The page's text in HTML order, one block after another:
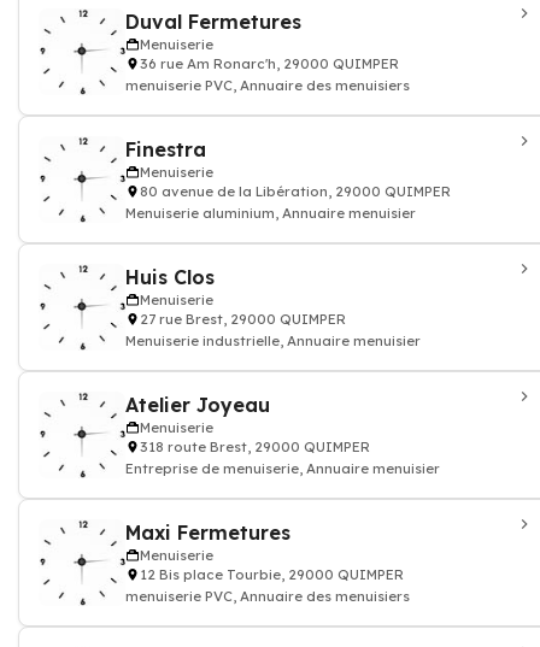
Duval Fermetures
Menuiserie
36 rue Am Ronarc'h, 29000 QUIMPER
menuiserie PVC, Annuaire des menuisiers
Finestra
Menuiserie
80 avenue de la Libération, 29000 QUIMPER
Menuiserie aluminium, Annuaire menuisier
Huis Clos
Menuiserie
27 rue Brest, 29000 QUIMPER
Menuiserie industrielle, Annuaire menuisier
Atelier Joyeau
Menuiserie
318 route Brest, 29000 QUIMPER
Entreprise de menuiserie, Annuaire menuisier
Maxi Fermetures
Menuiserie
12 Bis place Tourbie, 29000 QUIMPER
menuiserie PVC, Annuaire des menuisiers